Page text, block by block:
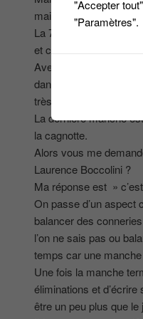
mais julien est une
La 7ème manche toute
et c’est là qu il ne faut
Avec cette manche, la
dangereux joueurs
très rapidement.
La dernière manche
la cagnotte.
Alors vous me
Laurence Boccolini ?
Ma réponse est »
On passe d’un aspect
balancer des
l’on ne sais pas ou
temps car une
Une fois la manche
éliminations et
être un peu plus que le
"Accepter
"Paramètres".